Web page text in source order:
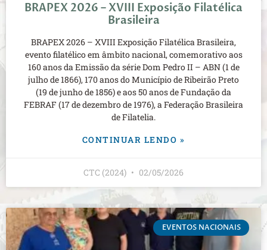
BRAPEX 2026 – XVIII Exposição Filatélica
Brasileira
BRAPEX 2026 – XVIII Exposição Filatélica Brasileira,
evento filatélico em âmbito nacional, comemorativo aos
160 anos da Emissão da série Dom Pedro II – ABN (1 de
julho de 1866), 170 anos do Município de Ribeirão Preto
(19 de junho de 1856) e aos 50 anos de Fundação da
FEBRAF (17 de dezembro de 1976), a Federação Brasileira
de Filatelia.
CONTINUAR LENDO »
CTC (2024) 02/05/2026
EVENTOS NACIONAIS